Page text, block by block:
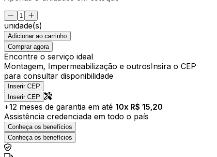
unidade(s)
Adicionar ao carrinho
Comprar agora
Encontre o serviço ideal
Montagem, Impermeabilização e outrosInsira o CEP
para consultar disponibilidade
Inserir CEP
Inserir CEP
+12 meses de garantia em até 10x R$ 15,20
Assistência credenciada em todo o país
Conheça os benefícios
Conheça os benefícios